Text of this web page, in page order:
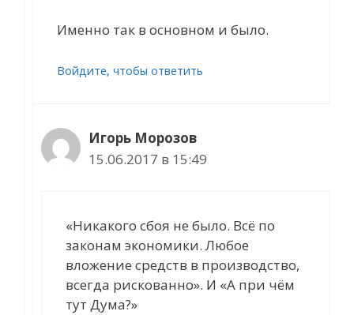
Именно так в основном и было.
Войдите, чтобы ответить
Игорь Морозов
15.06.2017 в 15:49
«Никакого сбоя не было. Всё по
законам экономики. Любое
вложение средств в производство,
всегда рискованно». И «А при чём
тут Дума?»